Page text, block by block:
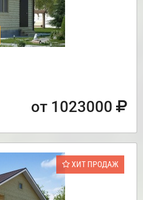
от 1023000
ХИТ ПРОДАЖ